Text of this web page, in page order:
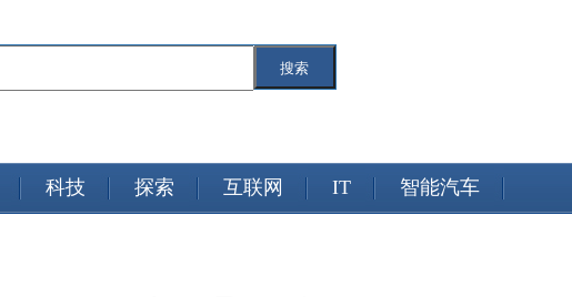
搜索
科技 探索 互联网 IT 智能汽车